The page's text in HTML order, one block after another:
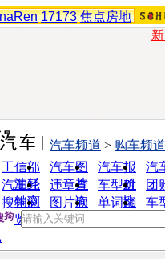
17173 焦点房地
工信部
油耗
汽车图
片
汽车报
价
汽
汽车经
销商
违章查
询
车型对
比
团
搜狗浏
览器
图片欣
赏
单词翻
车
汽车频道 > 购车频道